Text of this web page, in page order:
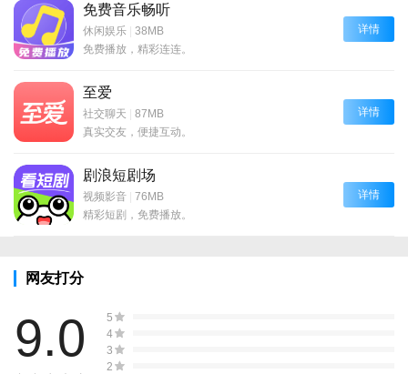
免费音乐畅听
休闲娱乐 | 38MB
免费播放，精彩连连。
详情
至爱
社交聊天 | 87MB
真实交友，便捷互动。
详情
剧浪短剧场
视频影音 | 76MB
精彩短剧，免费播放。
详情
网友打分
9.0
5
4
3
2